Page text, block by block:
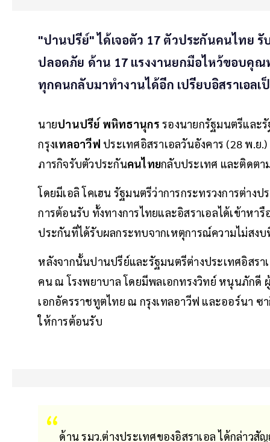
"ปานปรีย์" ได้เจอตัว 17 ตัวประกันคนไทย
ปลอดภัย ด้าน 17 แรงงานยกมือไหว้ขอบคุณ
ทุกคนกลับมาทำงานได้อีก เปรียบอิสราเอล
นายปานปรีย์ พหิทธานุกร รองนายกรัฐมนตรีและ
กรุงเทลอาวีฟ ประเทศอิสราเอลวันอังคาร (28 พ.ย
ภารกิจรับตัวประกันคนไทยกลับประเทศ และติดต
โดยมีเอลิ โคเฮน รัฐมนตรีว่าการกระทรวงการต่า
การต้อนรับ ทั้งทางการไทยและอิสราเอลได้เข้าหา
ประกันที่ได้รับผลกระทบจากเหตุการณ์ความไม่สง
หลังจากนั้นปานปรีย์และรัฐมนตรีต่างประเทศอิสรา
คน ณ โรงพยาบาล โดยมีพลเอกทรงวิทย์ หนุนภัก
เอกอัครราชทูตไทย ณ กรุงเทลอาวีฟ และออร์นา ซ
ให้การต้อนรับ
ด้าน รมว.ต่างประเทศของอิสราเอล ได้กล่าว